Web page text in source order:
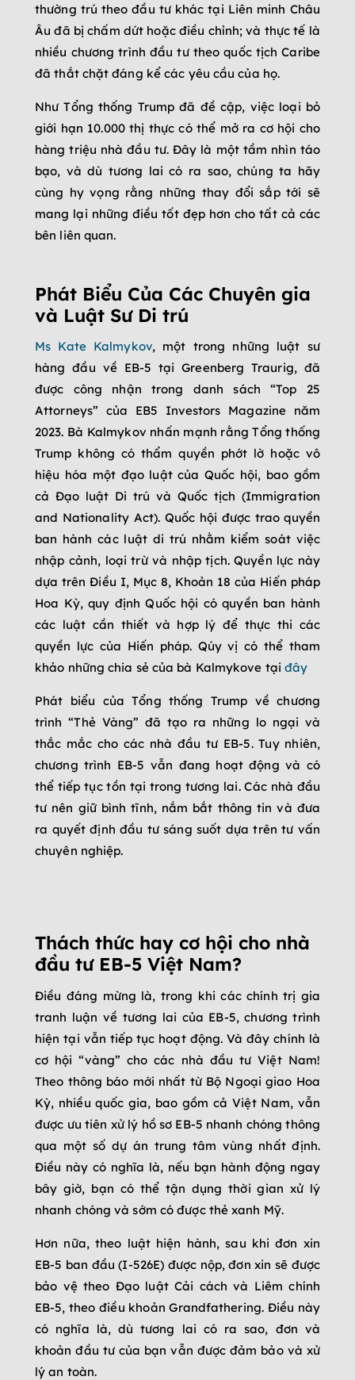
thường trú theo đầu tư khác tại Liên minh Châu
Âu đã bị chấm dứt hoặc điều chỉnh; và thực tế là
nhiều chương trình đầu tư theo quốc tịch Caribe
đã thắt chặt đáng kể các yêu cầu của họ.
Như Tổng thống Trump đã đề cập, việc loại bỏ
giới hạn 10.000 thị thực có thể mở ra cơ hội cho
hàng triệu nhà đầu tư. Đây là một tầm nhìn táo
bạo, và dù tương lai có ra sao, chúng ta hãy
cùng hy vọng rằng những thay đổi sắp tới sẽ
mang lại những điều tốt đẹp hơn cho tất cả các
bên liên quan.
Phát Biểu Của Các Chuyên gia
và Luật Sư Di trú
Ms Kate Kalmykov, một trong những luật sư
hàng đầu về EB-5 tại Greenberg Traurig, đã
được công nhận trong danh sách “Top 25
Attorneys” của EB5 Investors Magazine năm
2023. Bà Kalmykov nhấn mạnh rằng Tổng thống
Trump không có thẩm quyền phớt lờ hoặc vô
hiệu hóa một đạo luật của Quốc hội, bao gồm
cả Đạo luật Di trú và Quốc tịch (Immigration
and Nationality Act). Quốc hội được trao quyền
ban hành các luật di trú nhằm kiểm soát việc
nhập cảnh, loại trừ và nhập tịch. Quyền lực này
dựa trên Điều I, Mục 8, Khoản 18 của Hiến pháp
Hoa Kỳ, quy định Quốc hội có quyền ban hành
các luật cần thiết và hợp lý để thực thi các
quyền lực của Hiến pháp. Qúy vị có thể tham
khảo những chia sẻ của bà Kalmykove tạiđây
Phát biểu của Tổng thống Trump về chương
trình “Thẻ Vàng” đã tạo ra những lo ngại và
thắc mắc cho các nhà đầu tư EB-5. Tuy nhiên,
chương trình EB-5 vẫn đang hoạt động và có
thể tiếp tục tồn tại trong tương lai. Các nhà đầu
tư nên giữ bình tĩnh, nắm bắt thông tin và đưa
ra quyết định đầu tư sáng suốt dựa trên tư vấn
chuyên nghiệp.
Thách thức hay cơ hội cho nhà
đầu tư EB-5 Việt Nam?
Điều đáng mừng là, trong khi các chính trị gia
tranh luận về tương lai của EB-5, chương trình
hiện tại vẫn tiếp tục hoạt động. Và đây chính là
cơ hội “vàng” cho các nhà đầu tư Việt Nam!
Theo thông báo mới nhất từ Bộ Ngoại giao Hoa
Kỳ, nhiều quốc gia, bao gồm cả Việt Nam, vẫn
được ưu tiên xử lý hồ sơ EB-5 nhanh chóng thông
qua một số dự án trung tâm vùng nhất định.
Điều này có nghĩa là, nếu bạn hành động ngay
bây giờ, bạn có thể tận dụng thời gian xử lý
nhanh chóng và sớm có được thẻ xanh Mỹ.
Hơn nữa, theo luật hiện hành, sau khi đơn xin
EB-5 ban đầu (I-526E) được nộp, đơn xin sẽ được
bảo vệ theo Đạo luật Cải cách và Liêm chính
EB-5, theo điều khoản Grandfathering. Điều này
có nghĩa là, dù tương lai có ra sao, đơn và
khoản đầu tư của bạn vẫn được đảm bảo và xử
lý an toàn.